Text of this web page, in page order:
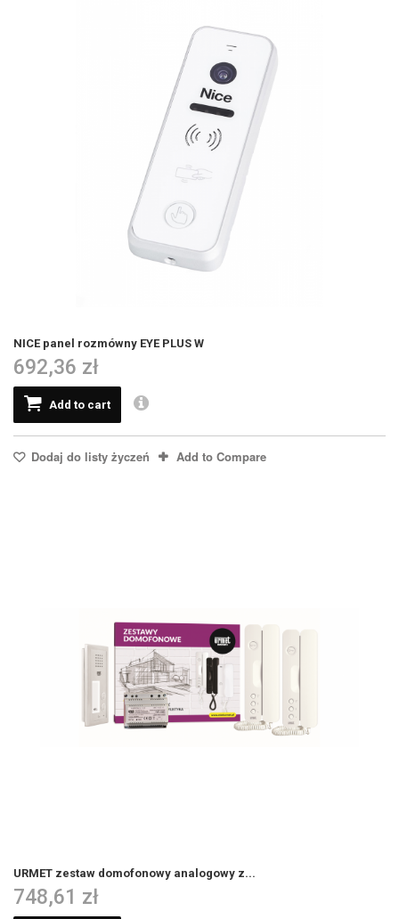
NICE panel rozmówny EYE PLUS W
692,36 zł
Add to cart
Dodaj do listy życzeń Add to Compare
URMET zestaw domofonowy analogowy z...
748,61 zł